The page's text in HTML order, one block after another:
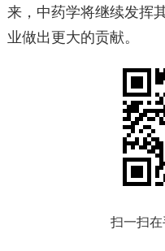
来，中药学将继续发挥
业做出更大的贡献。
扫一扫